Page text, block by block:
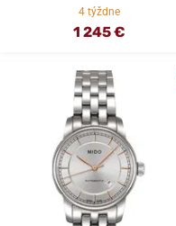
4 týždne
1 245 €